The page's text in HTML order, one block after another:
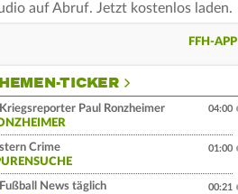
auf Abruf. Jetzt kostenlos laden.
FFH-APP
TICKER
Paul Ronzheimer
04:00
Crime
01:00
News täglich
00:21